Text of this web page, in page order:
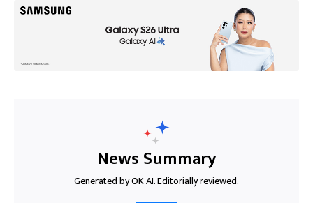
News Summary
Generated by OK AI. Editorially reviewed.